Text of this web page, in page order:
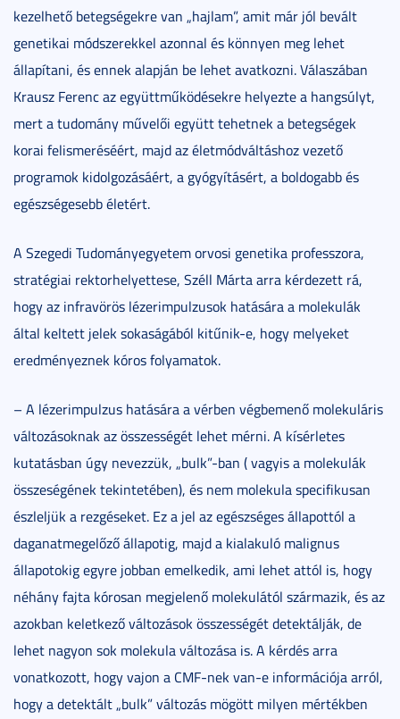
kezelhető betegségekre van „hajlam”, amit már jól bevált
genetikai módszerekkel azonnal és könnyen meg lehet
állapítani, és ennek alapján be lehet avatkozni. Válaszában
Krausz Ferenc az együttműködésekre helyezte a hangsúlyt,
mert a tudomány művelői együtt tehetnek a betegségek
korai felismeréséért, majd az életmódváltáshoz vezető
programok kidolgozásáért, a gyógyításért, a boldogabb és
egészségesebb életért.
A Szegedi Tudományegyetem orvosi genetika professzora,
stratégiai rektorhelyettese, Széll Márta arra kérdezett rá,
hogy az infravörös lézerimpulzusok hatására a molekulák
által keltett jelek sokaságából kitűnik-e, hogy melyeket
eredményeznek kóros folyamatok.
– A lézerimpulzus hatására a vérben végbemenő molekuláris
változásoknak az összességét lehet mérni. A kísérletes
kutatásban úgy nevezzük, „bulk”-ban ( vagyis a molekulák
összeségének tekintetében), és nem molekula specifikusan
észleljük a rezgéseket. Ez a jel az egészséges állapottól a
daganatmegelőző állapotig, majd a kialakuló malignus
állapotokig egyre jobban emelkedik, ami lehet attól is, hogy
néhány fajta kórosan megjelenő molekulától származik, és az
azokban keletkező változások összességét detektálják, de
lehet nagyon sok molekula változása is. A kérdés arra
vonatkozott, hogy vajon a CMF-nek van-e információja arról,
hogy a detektált „bulk” változás mögött milyen mértékben